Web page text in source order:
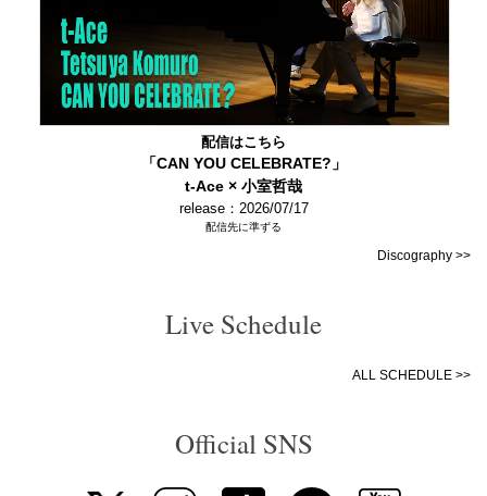
配信はこちら
「CAN YOU CELEBRATE?」
t-Ace × 小室哲哉
release：2026/07/17
配信先に準ずる
Discography >>
Live Schedule
ALL SCHEDULE >>
Official SNS